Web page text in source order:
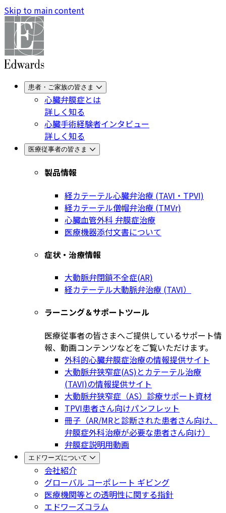
Skip to main content
患者・ご家族の皆さま
心臓弁膜症とは
詳しく知る
心臓手術経験者インタビュー
詳しく知る
医療従事者の皆さま
製品情報
経カテーテル心臓弁治療 (TAVI・TPVI)
経カテーテル僧帽弁治療 (TMVr)
心臓血管外科 弁膜症治療
医療機器添付文書について
症状・治療情報
大動脈弁閉鎖不全症(AR)
経カテーテル大動脈弁治療 (TAVI）
ラーニング＆サポートツール
医療従事者の皆さまへご提供しているサポート情
報、動画コンテンツなどをご覧いただけます。
外科的心臓弁膜症治療の情報提供サイト
大動脈弁狭窄症(AS)とカテーテル治療
(TAVI)の情報提供サイト
大動脈弁狭窄症（AS）診療サポート資材
TPVI患者さん向けパンフレット
冊子（AR/MRと診断された患者さん向け、
弁膜症外科治療が必要な患者さん向け）
弁膜症説明用動画
エドワーズについて
会社紹介
グローバル コーポレート ギビング
医療機関等との透明性に関する指針
エドワーズコラム